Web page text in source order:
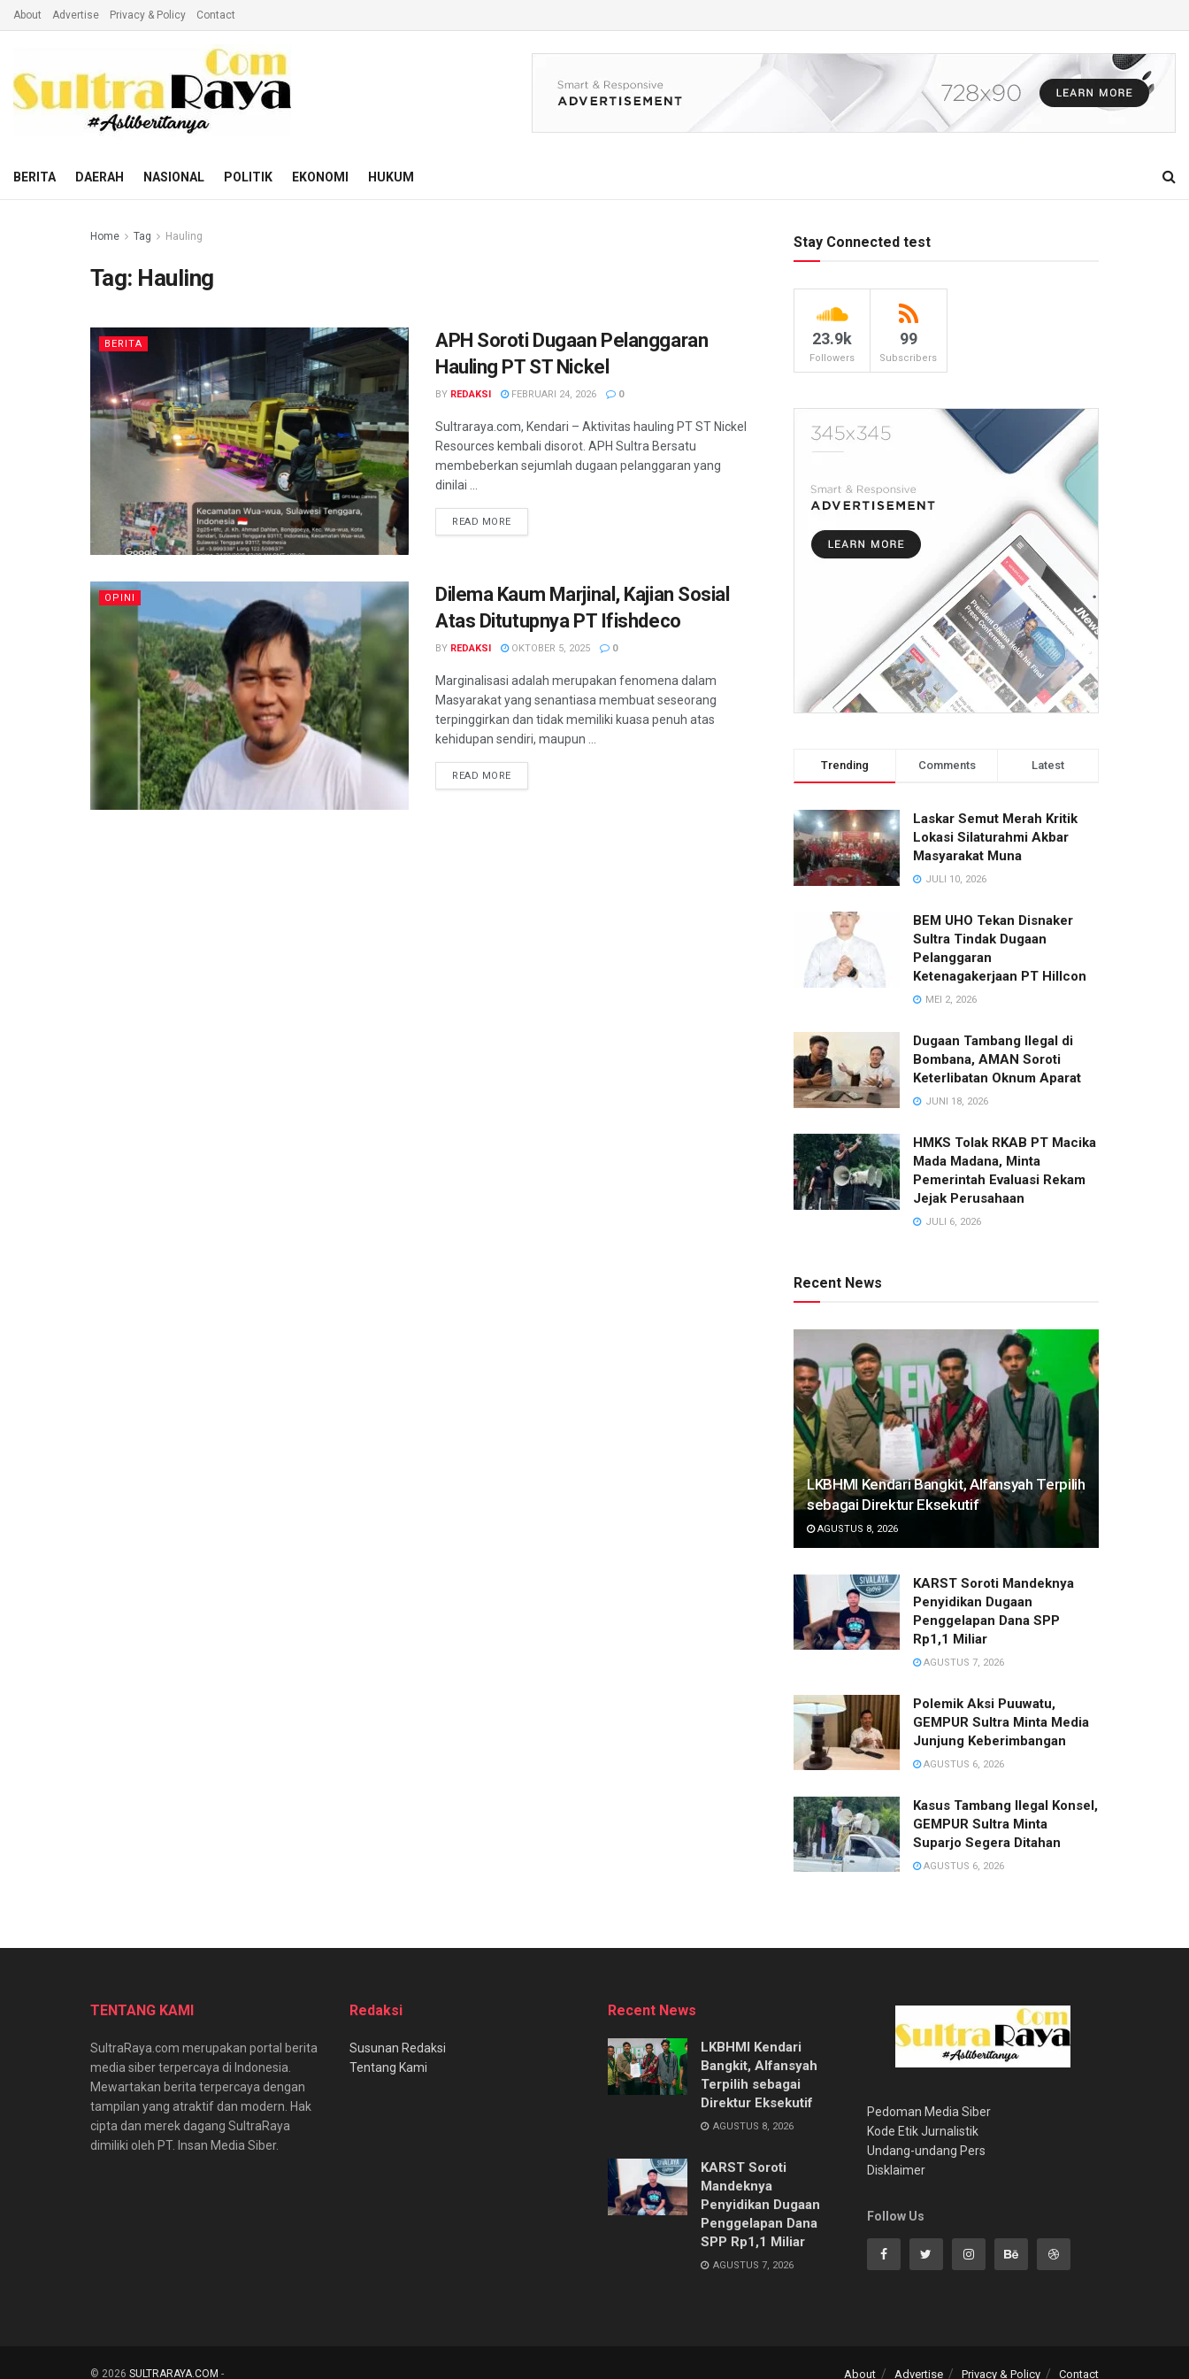
About Advertise Privacy & Policy Contact
BERITA DAERAH NASIONAL POLITIK EKONOMI HUKUM
Home Tag Hauling
Tag: Hauling
BERITA
APH Soroti Dugaan Pelanggaran
Hauling PT ST Nickel
BY REDAKSI FEBRUARI 24, 2026 0
Sultraraya.com, Kendari – Aktivitas hauling PT ST Nickel
Resources kembali disorot. APH Sultra Bersatu
membeberkan sejumlah dugaan pelanggaran yang
dinilai ...
READ MORE
OPINI
Dilema Kaum Marjinal, Kajian Sosial
Atas Ditutupnya PT Ifishdeco
BY REDAKSI OKTOBER 5, 2025 0
Marginalisasi adalah merupakan fenomena dalam
Masyarakat yang senantiasa membuat seseorang
terpinggirkan dan tidak memiliki kuasa penuh atas
kehidupan sendiri, maupun ...
READ MORE
Stay Connected test
23.9k
Followers
99
Subscribers
Trending Comments Latest
Laskar Semut Merah Kritik
Lokasi Silaturahmi Akbar
Masyarakat Muna
JULI 10, 2026
BEM UHO Tekan Disnaker
Sultra Tindak Dugaan
Pelanggaran
Ketenagakerjaan PT Hillcon
MEI 2, 2026
Dugaan Tambang Ilegal di
Bombana, AMAN Soroti
Keterlibatan Oknum Aparat
JUNI 18, 2026
HMKS Tolak RKAB PT Macika
Mada Madana, Minta
Pemerintah Evaluasi Rekam
Jejak Perusahaan
JULI 6, 2026
Recent News
LKBHMI Kendari Bangkit, Alfansyah Terpilih
sebagai Direktur Eksekutif
AGUSTUS 8, 2026
KARST Soroti Mandeknya
Penyidikan Dugaan
Penggelapan Dana SPP
Rp1,1 Miliar
AGUSTUS 7, 2026
Polemik Aksi Puuwatu,
GEMPUR Sultra Minta Media
Junjung Keberimbangan
AGUSTUS 6, 2026
Kasus Tambang Ilegal Konsel,
GEMPUR Sultra Minta
Suparjo Segera Ditahan
AGUSTUS 6, 2026
TENTANG KAMI
SultraRaya.com merupakan portal berita
media siber terpercaya di Indonesia.
Mewartakan berita terpercaya dengan
tampilan yang atraktif dan modern. Hak
cipta dan merek dagang SultraRaya
dimiliki oleh PT. Insan Media Siber.
Redaksi
Susunan Redaksi
Tentang Kami
Recent News
LKBHMI Kendari
Bangkit, Alfansyah
Terpilih sebagai
Direktur Eksekutif
AGUSTUS 8, 2026
KARST Soroti
Mandeknya
Penyidikan Dugaan
Penggelapan Dana
SPP Rp1,1 Miliar
AGUSTUS 7, 2026
Pedoman Media Siber
Kode Etik Jurnalistik
Undang-undang Pers
Disklaimer
Follow Us
About Advertise Privacy & Policy Contact
© 2026 SULTRARAYA.COM -